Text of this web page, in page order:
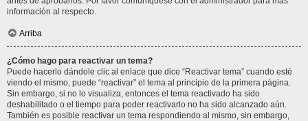
información al respecto.
Arriba
¿Cómo hago para reactivar un tema?
Puede hacerlo dándole clic al enlace que dice “Reactivar tema” cuando esté
viendo el mismo, puede “reactivar” el tema al principio de la primera página.
Sin embargo, si no lo visualiza, entonces el tema reactivado ha sido
deshabilitado o el tiempo para poder reactivarlo no ha sido alcanzado aún.
También es posible reactivar un tema respondiendo al mismo, sin embargo,